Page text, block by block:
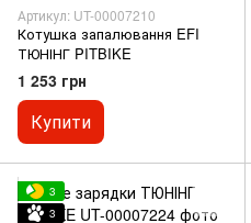
Артикул: UT-00007210
Котушка запалювання EFI
ТЮНІНГ PITBIKE
1 253 грн
Купити
3
3